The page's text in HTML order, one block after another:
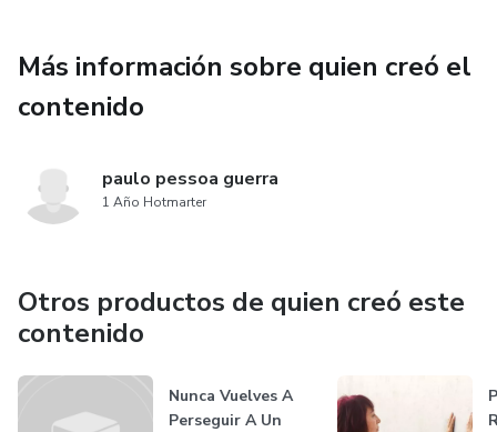
últimos años, Por qué los hombres aman a las cabronas ha
Más información sobre quien creó el
contenido
paulo pessoa guerra
1 Año Hotmarter
Otros productos de quien creó este
contenido
Nunca Vuelves A
Perseguir A Un